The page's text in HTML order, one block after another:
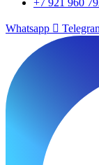
Whatsapp